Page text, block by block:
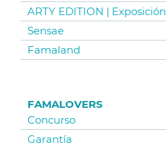
ARTY EDITION | Exposición
Sensae
Famaland
FAMALOVERS
Concurso
Garantía